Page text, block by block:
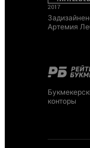
Артемия
конторы